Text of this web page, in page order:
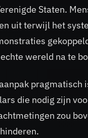
Staten.
uit terwijl het
wereld na te
pragmatisch
die nodig zijn
zou